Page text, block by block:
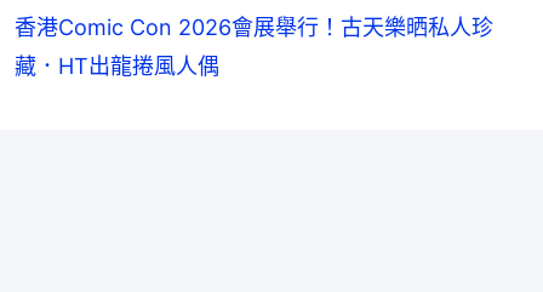
香港Comic Con 2026會展舉行！古天樂晒私人珍
藏．HT出龍捲風人偶